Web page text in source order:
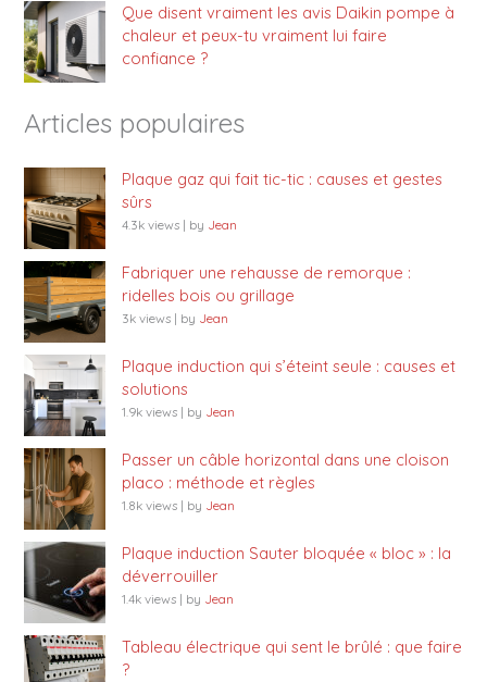
Que disent vraiment les avis Daikin pompe à
chaleur et peux-tu vraiment lui faire
confiance ?
Articles populaires
Plaque gaz qui fait tic-tic : causes et gestes
sûrs
4.3k views | by Jean
Fabriquer une rehausse de remorque :
ridelles bois ou grillage
3k views | by Jean
Plaque induction qui s’éteint seule : causes et
solutions
1.9k views | by Jean
Passer un câble horizontal dans une cloison
placo : méthode et règles
1.8k views | by Jean
Plaque induction Sauter bloquée « bloc » : la
déverrouiller
1.4k views | by Jean
Tableau électrique qui sent le brûlé : que faire
?